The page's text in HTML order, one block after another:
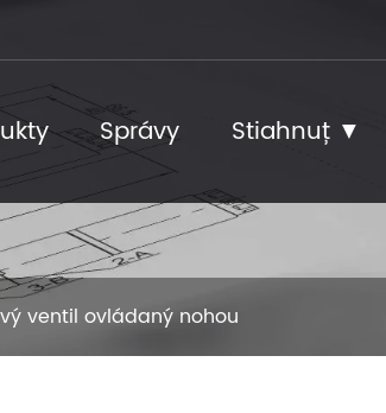
Správy Stiahnuť ▼
ventil ovládaný nohou